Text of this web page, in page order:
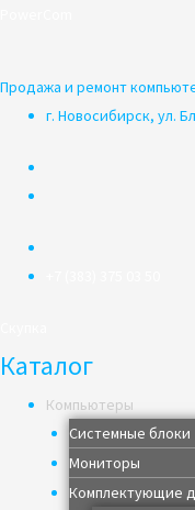
Продажа и ремонт
г. Новосибирск, ул.
Каталог
Компьютеры
Системные блоки
Мониторы
Комплектующие